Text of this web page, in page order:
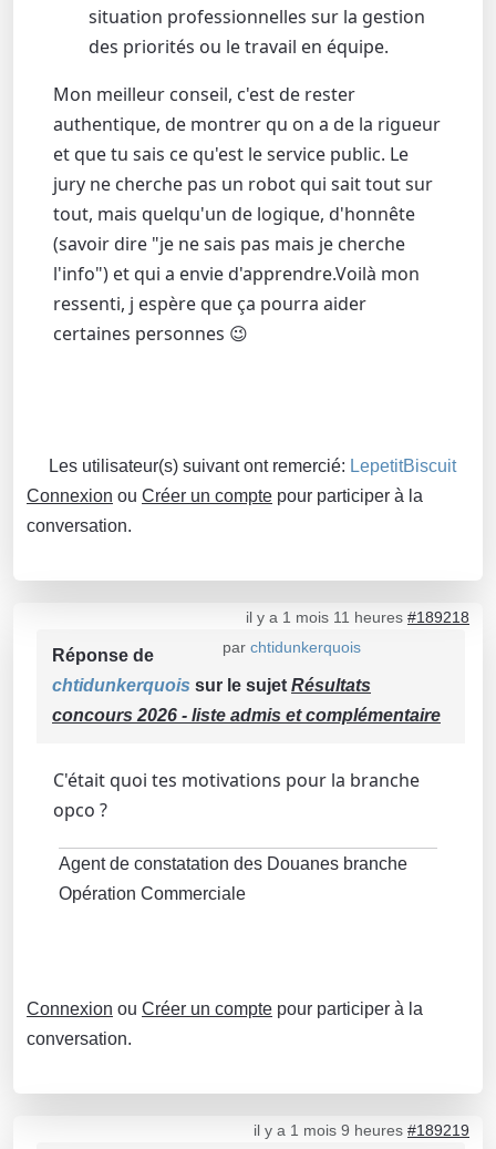
situation professionnelles sur la gestion
des priorités ou le travail en équipe.
​Mon meilleur conseil, c'est de rester
authentique, de montrer qu on a de la rigueur
et que tu sais ce qu'est le service public. Le
jury ne cherche pas un robot qui sait tout sur
tout, mais quelqu'un de logique, d'honnête
(savoir dire "je ne sais pas mais je cherche
l'info") et qui a envie d'apprendre.Voilà mon
ressenti, j espère que ça pourra aider
certaines personnes 😉
Les utilisateur(s) suivant ont remercié: LepetitBiscuit
Connexion ou Créer un compte pour participer à la
conversation.
il y a 1 mois 11 heures #189218
par chtidunkerquois
Réponse de
chtidunkerquois sur le sujet Résultats
concours 2026 - liste admis et complémentaire
C'était quoi tes motivations pour la branche
opco ?
Agent de constatation des Douanes branche
Opération Commerciale
Connexion ou Créer un compte pour participer à la
conversation.
il y a 1 mois 9 heures #189219